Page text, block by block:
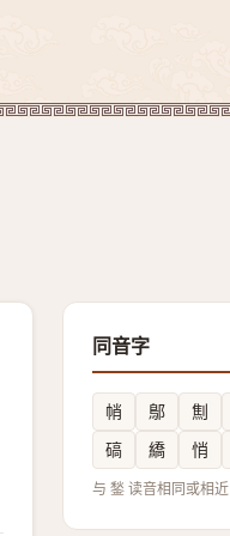
同音字
帩 鄥 劁
碻
繑 悄
与 鍫 读音相同或相近